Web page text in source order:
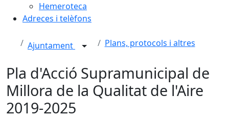
Hemeroteca
Adreces i telèfons
Ajuntament Plans, protocols i altres
Pla d'Acció Supramunicipal de
Millora de la Qualitat de l'Aire
2019-2025